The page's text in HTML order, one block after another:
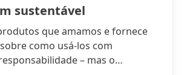
sustentável
que amamos e fornece
como usá-los com
– mas o